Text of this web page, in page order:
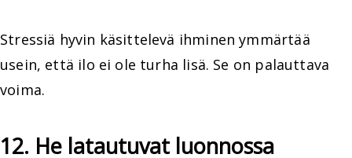
Stressiä hyvin käsittelevä ihminen ymmärtää
usein, että ilo ei ole turha lisä. Se on palauttava
voima.
12. He latautuvat luonnossa